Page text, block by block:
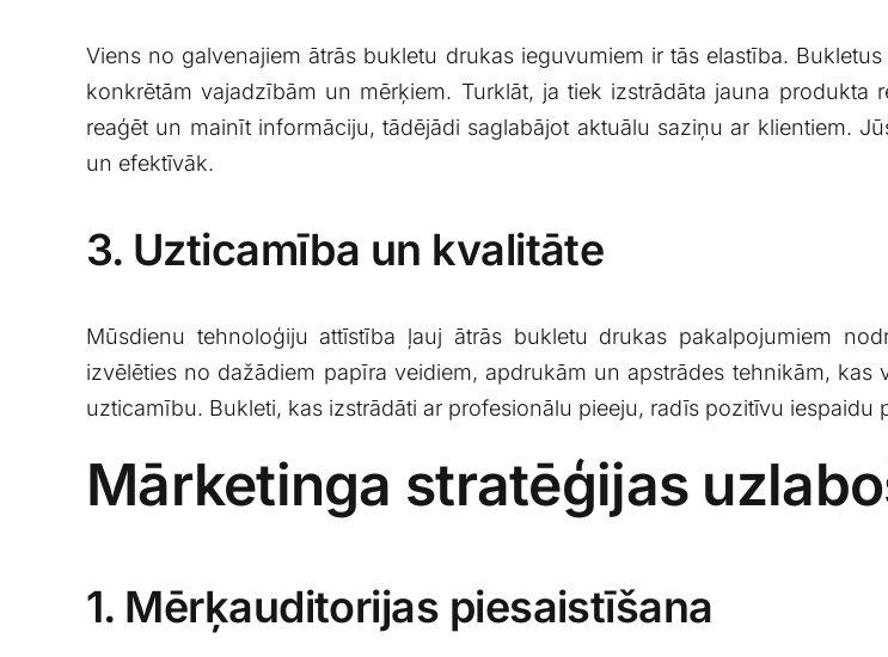
Viens no galvenajiem ātrās​ bukletu drukas ieguvumiem ir tās elastība.
konkrētām vajadzībām ‍un mērķiem. Turklāt, ja tiek ‍izstrādāta jauna
reaģēt un mainīt informāciju, tādējādi saglabājot aktuālu saziņu ar klientiem.
un efektīvāk.
3. ⁤Uzticamība un ​kvalitāte
Mūsdienu tehnoloģiju attīstība ļauj ātrās bukletu drukas pakalpojumiem
izvēlēties no dažādiem‌ papīra veidiem, apdrukām un ‌apstrādes tehnikām,
uzticamību. Bukleti, kas izstrādāti ar profesionālu ‌pieeju, radīs pozitīvu‌
Mārketinga stratēģijas
1. Mērķauditorijas piesaistīšana